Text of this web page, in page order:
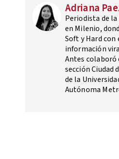
Adriana
Periodista de
en Milenio,
Soft y Hard con
información
Antes colaboró
sección Ciudad
de la
Autónoma